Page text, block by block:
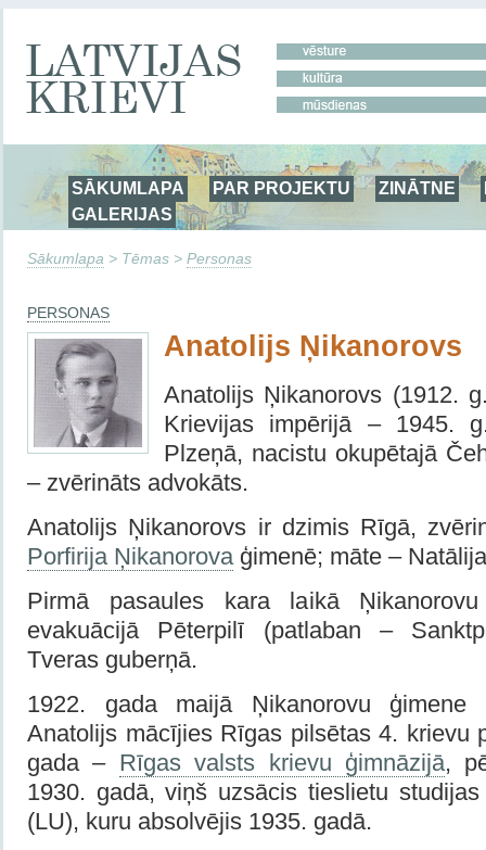
SĀKUMLAPA PAR PROJEKTU ZINĀTNE
GALERIJAS
Sākumlapa > Tēmas > Personas
PERSONAS
Anatolijs Ņikanorovs
Anatolijs Ņikanorovs (1912.
Krievijas impērijā – 1945.
Plzeņā, nacistu okupētajā
– zvērināts advokāts.
Anatolijs Ņikanorovs ir dzimis Rīgā,
Porfirija Ņikanorova ģimenē; māte –
Pirmā pasaules kara laikā
evakuācijā Pēterpilī (patlaban –
Tveras guberņā.
1922. gada maijā Ņikanorovu ģimene
Anatolijs mācījies Rīgas pilsētas 4. krievu
gada – Rīgas valsts krievu ģimnāzijā,
1930. gadā, viņš uzsācis tieslietu
(LU), kuru absolvējis 1935. gadā.